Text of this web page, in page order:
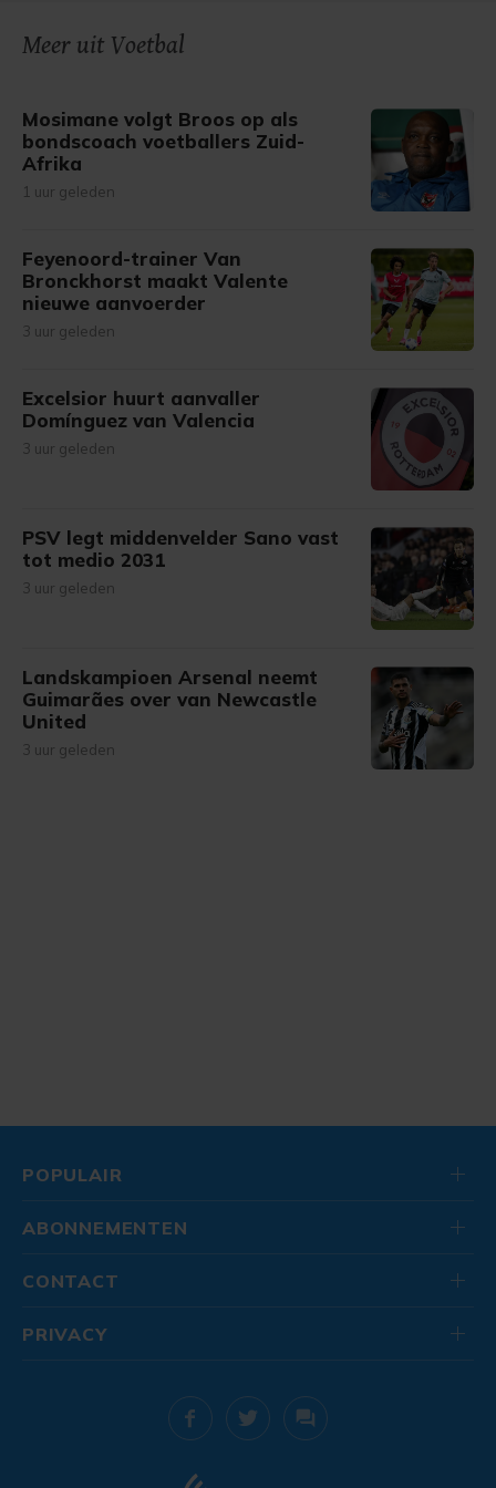
gemaakte keuze altijd wijzigen of intrekken.
Meer uit Voetbal
Mosimane volgt Broos op als
bondscoach voetballers Zuid-
Afrika
1 uur geleden
Feyenoord-trainer Van
Bronckhorst maakt Valente
nieuwe aanvoerder
3 uur geleden
Excelsior huurt aanvaller
Domínguez van Valencia
3 uur geleden
PSV legt middenvelder Sano vast
tot medio 2031
3 uur geleden
Landskampioen Arsenal neemt
Guimarães over van Newcastle
United
3 uur geleden
POPULAIR
ABONNEMENTEN
CONTACT
PRIVACY